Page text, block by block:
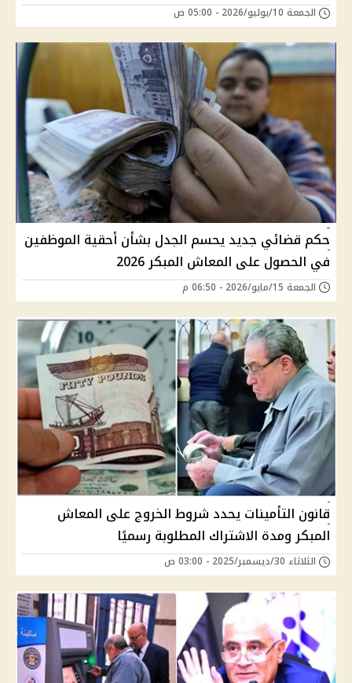
الجمعة 10/يوليو/2026 - 05:00 ص
حكم قضائي جديد يحسم الجدل بشأن أحقية الموظفين
في الحصول على المعاش المبكر 2026
الجمعة 15/مايو/2026 - 06:50 م
قانون التأمينات يحدد شروط الخروج على المعاش
المبكر ومدة الاشتراك المطلوبة رسميًا
الثلاثاء 30/ديسمبر/2025 - 03:00 ص